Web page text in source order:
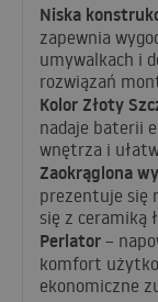
Niska
zapewnia
umywalkach i
rozwiązań
Kolor Złoty
nadaje baterii
wnętrza i
Zaokrąglona
prezentuje się
się z ceramiką
Perlator –
komfort
ekonomiczne